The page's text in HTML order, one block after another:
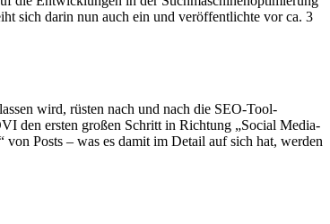
sich darin nun auch ein und veröffentlichte vor ca. 3
wird, rüsten nach und nach die SEO-Tool-
den ersten großen Schritt in Richtung „Social Media-
Posts – was es damit im Detail auf sich hat, werden